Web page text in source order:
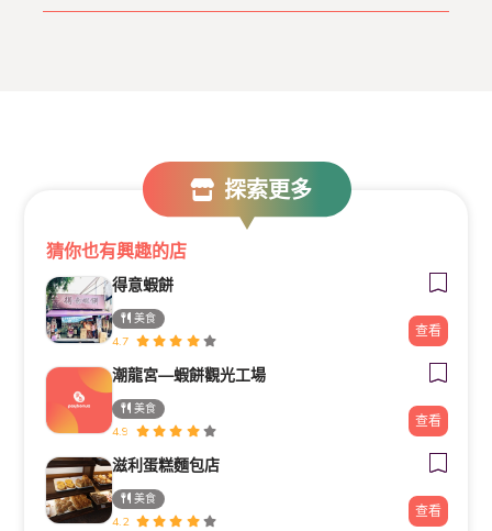
探索更多
猜你也有興趣的店
得意蝦餅
美食
4.7
查看
潮龍宮—蝦餅觀光工場
美食
4.9
查看
滋利蛋糕麵包店
美食
4.2
查看